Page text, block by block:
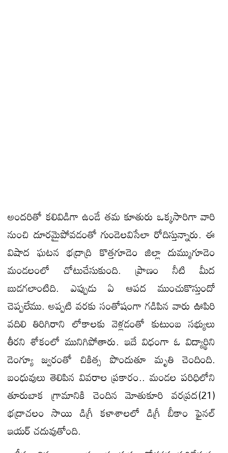
అందరితో కలివిడిగా ఉండే తమ కూతురు ఒక్కసారిగా వారి
నుంచి దూరమైపోవడంతో గుండెలవిసేలా రోదిస్తున్నారు. ఈ
విషాద ఘటన భద్రాద్రి కొత్తగూడెం జిల్లా దుమ్ముగూడెం
మండలంలో చోటుచేసుకుంది. ప్రాణం నీటి మీద
బుడగలాంటిది. ఎప్పుడు ఏ ఆపద ముంచుకొస్తుందో
చెప్పలేము. అప్పటి వరకు సంతోషంగా గడిపిన వారు ఊపిరి
వదిలి తిరిగిరాని లోకాలకు వెళ్లడంతో కుటుంబ సభ్యులు
తీరని శోకంలో మునిగిపోతారు. ఇదే విధంగా ఓ విద్యార్థిని
డెంగ్యూ జ్వరంతో చికిత్స పొందుతూ మృతి చెందింది.
బంధువులు తెలిపిన వివరాల ప్రకారం.. మండల పరిధిలోని
తూరుబాక గ్రామానికి చెందిన మోతుకూరి వరప్రద(21)
భద్రాచలం సాయి డిగ్రీ కళాశాలలో డిగ్రీ బీకాం ఫైనల్
ఇయర్ చదువుతోంది.